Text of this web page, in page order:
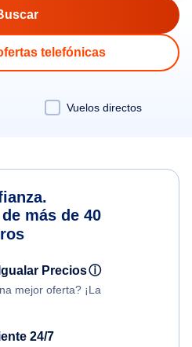
telefónicas
Vuelos directos
más de 40
Preciosⓘ
mejor oferta? ¡La
24/7